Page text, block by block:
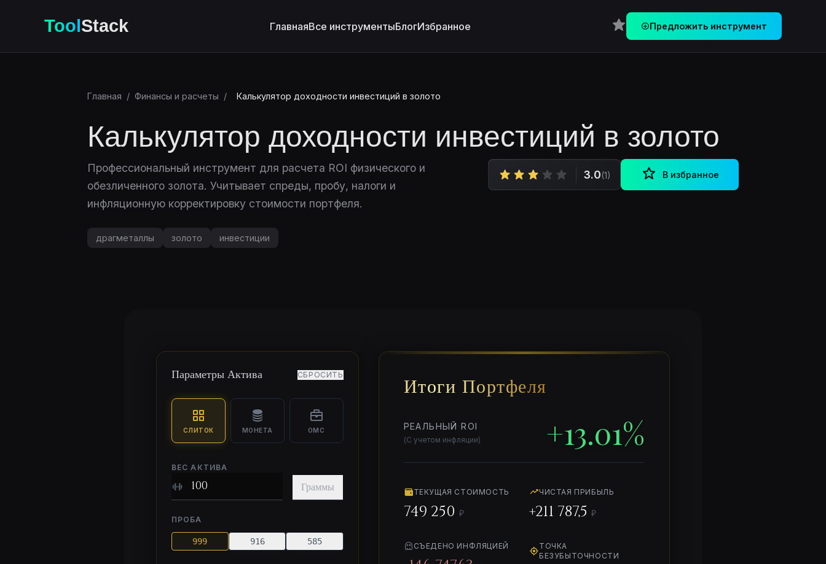
ToolStack ГлавнаяВсе инструментыБлогИзбранное Перейти в Избранное
Предложить инструмент
Главная / Финансы и расчеты / Калькулятор доходности инвестиций в золото
Калькулятор доходности инвестиций в золото
Профессиональный инструмент для расчета ROI физического и
обезличенного золота. Учитывает спреды, пробу, налоги и
инфляционную корректировку стоимости портфеля.
драгметаллы золото инвестиции
3.0(1) В избранное
Параметры Актива СБРОСИТЬ
СЛИТОК МОНЕТА ОМС
ВЕС АКТИВА
Граммы
ПРОБА
999 916 585
Итоги Портфеля
РЕАЛЬНЫЙ ROI
(С учетом инфляции) +13.01%
ТЕКУЩАЯ СТОИМОСТЬ
749 250 ₽
ЧИСТАЯ ПРИБЫЛЬ
+211 787,5 ₽
СЪЕДЕНО ИНФЛЯЦИЕЙ
ТОЧКА
БЕЗУБЫТОЧНОСТИ